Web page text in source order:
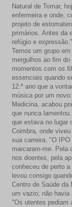
Natural de Tomar,
enfermeira e onde,
projeto de
primários. Antes da
refúgio e
Temos um grupo
mergulhos ao fim
momentos com os
essenciais quando
12.º ano que a
música por um
Medicina, acabou
que nunca
que estava no lugar
Coimbra, onde
sua carreira. "O IPO
marcaram-me. Pela
nos doentes, pela
conheceu de perto
levou consigo
Centro de Saúde da
um vazio; não
"Os utentes pediam